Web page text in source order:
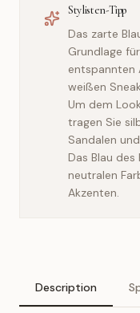
Stylisten-Tipp
Das zarte
Grundlage
entspannten
weißen
Um dem
tragen Sie
Sandalen
Das Blau
neutralen
Akzenten.
Description